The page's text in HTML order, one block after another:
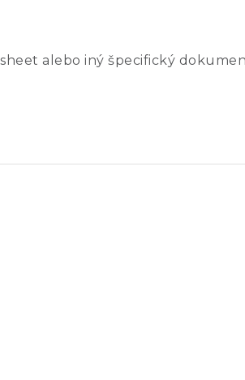
alebo iný špecifický